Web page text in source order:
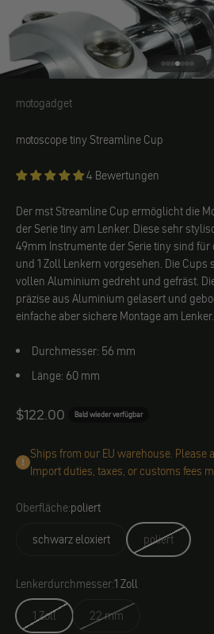
Gehe zu
Gehe zu
Gehe zu
Gehe zu
Gehe
Gehe
motogadget
motogadget
motoscope tiny Streamline Cup
4 Bewertungen
Der mst Streamline Cup ermöglicht die
der Serie tiny am Lenker. Diese sehr
49mm Instrumente der Serie tiny sind für
und 1 Zoll Lenkern vorgesehen. Die
vollen Aluminium gedreht und gefräst.
präzise aus Aluminium gelasert und
einfache aber sichere Montage am Lenker.
Durchmesser: 56 mm
Länge: 60 mm
Angebot
$122.00 Bald wieder verfügbar
Ships from our EU warehouse.
Import duties, taxes, or customs fees
Oberfläche:poliert
schwarz eloxiert
poliert
Lenkerdurchmesser:1 Zoll
1 Zoll
22 mm